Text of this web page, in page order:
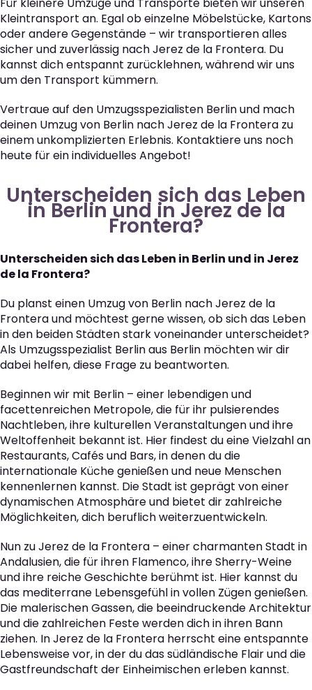
Für kleinere Umzüge und Transporte bieten wir unseren
Kleintransport an. Egal ob einzelne Möbelstücke, Kartons
oder andere Gegenstände – wir transportieren alles
sicher und zuverlässig nach Jerez de la Frontera. Du
kannst dich entspannt zurücklehnen, während wir uns
um den Transport kümmern.
Vertraue auf den Umzugsspezialisten Berlin und mach
deinen Umzug von Berlin nach Jerez de la Frontera zu
einem unkomplizierten Erlebnis. Kontaktiere uns noch
heute für ein individuelles Angebot!
Unterscheiden sich das Leben
in Berlin und in Jerez de la
Frontera?
Unterscheiden sich das Leben in Berlin und in Jerez
de la Frontera?
Du planst einen Umzug von Berlin nach Jerez de la
Frontera und möchtest gerne wissen, ob sich das Leben
in den beiden Städten stark voneinander unterscheidet?
Als Umzugsspezialist Berlin aus Berlin möchten wir dir
dabei helfen, diese Frage zu beantworten.
Beginnen wir mit Berlin – einer lebendigen und
facettenreichen Metropole, die für ihr pulsierendes
Nachtleben, ihre kulturellen Veranstaltungen und ihre
Weltoffenheit bekannt ist. Hier findest du eine Vielzahl an
Restaurants, Cafés und Bars, in denen du die
internationale Küche genießen und neue Menschen
kennenlernen kannst. Die Stadt ist geprägt von einer
dynamischen Atmosphäre und bietet dir zahlreiche
Möglichkeiten, dich beruflich weiterzuentwickeln.
Nun zu Jerez de la Frontera – einer charmanten Stadt in
Andalusien, die für ihren Flamenco, ihre Sherry-Weine
und ihre reiche Geschichte berühmt ist. Hier kannst du
das mediterrane Lebensgefühl in vollen Zügen genießen.
Die malerischen Gassen, die beeindruckende Architektur
und die zahlreichen Feste werden dich in ihren Bann
ziehen. In Jerez de la Frontera herrscht eine entspannte
Lebensweise vor, in der du das südländische Flair und die
Gastfreundschaft der Einheimischen erleben kannst.